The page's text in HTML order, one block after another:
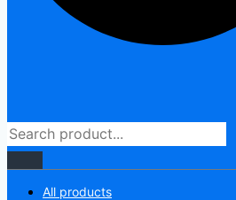
All products